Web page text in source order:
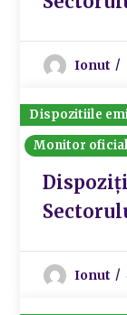
Ionut
Dispozitiile
Monitor
Ionut